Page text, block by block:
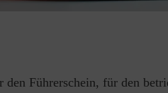
Führerschein, für den